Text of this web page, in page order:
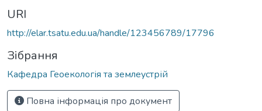
URI
http://elar.tsatu.edu.ua/handle/123456789/17796
Зібрання
Кафедра Геоекологія та землеустрій
Повна інформація про документ